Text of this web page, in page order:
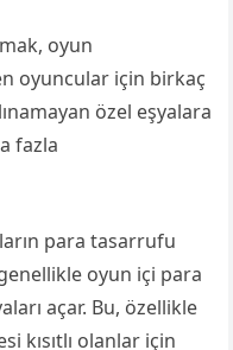
oyun
oyuncular için birkaç
özel eşyalara
fazla
para tasarrufu
oyun içi para
açar. Bu, özellikle
kısıtlı olanlar için